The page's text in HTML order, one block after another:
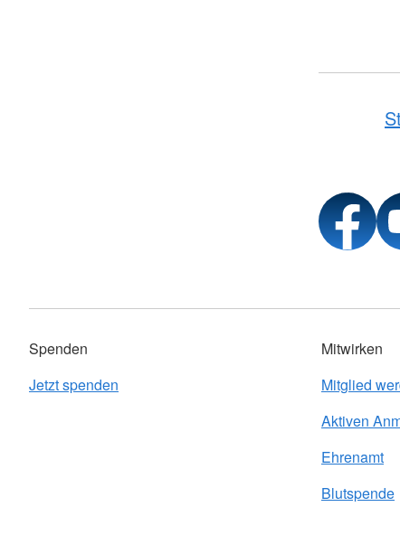
Spenden
Jetzt spenden
Mitwirken
Mitglied
Aktiven
Ehrenamt
Blutspende